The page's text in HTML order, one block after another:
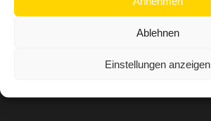
Ablehnen
Einstellungen anzeigen